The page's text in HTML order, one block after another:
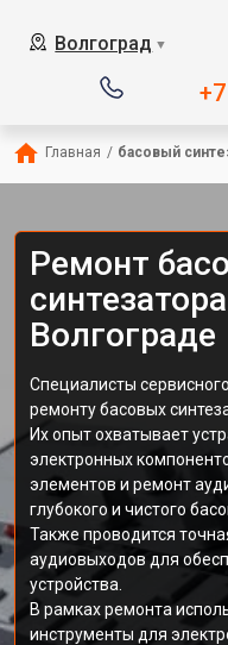
Волгоград ▼
Главная / басовый
Ремонт
Волгограде
Специалисты
ремонту басовых
Их опыт охватывает
электронных
элементов и ремонт
глубокого и чистого
Также проводится
аудиовыходов для
устройства.
В рамках ремонта
инструменты для